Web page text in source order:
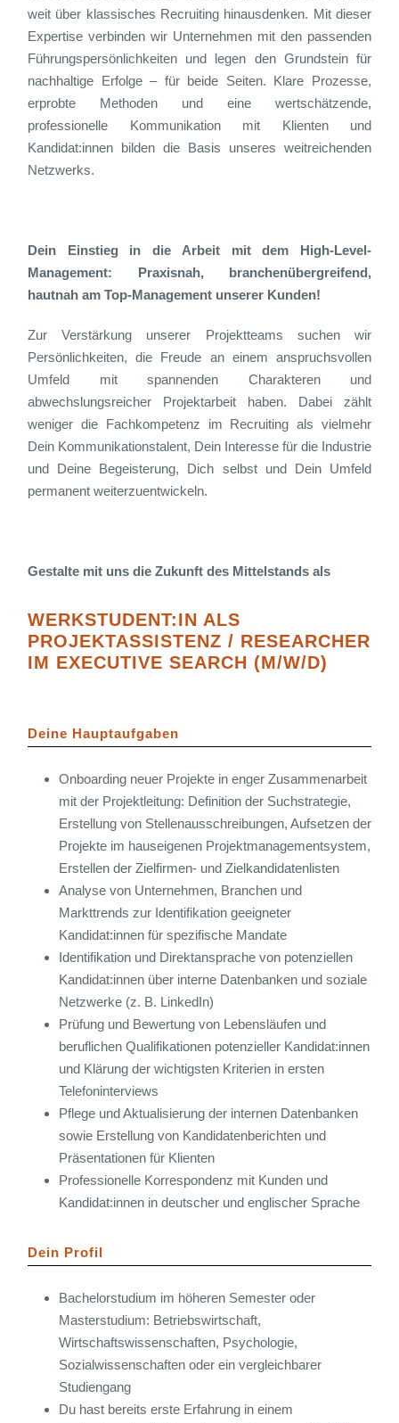
weit über klassisches Recruiting hinausdenken. Mit dieser
Expertise verbinden wir Unternehmen mit den passenden
Führungspersönlichkeiten und legen den Grundstein für
nachhaltige Erfolge – für beide Seiten. Klare Prozesse,
erprobte Methoden und eine wertschätzende,
professionelle Kommunikation mit Klienten und
Kandidat:innen bilden die Basis unseres weitreichenden
Netzwerks.
Dein Einstieg in die Arbeit mit dem High-Level-
Management: Praxisnah, branchenübergreifend,
hautnah am Top-Management unserer Kunden!
Zur Verstärkung unserer Projektteams suchen wir
Persönlichkeiten, die Freude an einem anspruchsvollen
Umfeld mit spannenden Charakteren und
abwechslungsreicher Projektarbeit haben. Dabei zählt
weniger die Fachkompetenz im Recruiting als vielmehr
Dein Kommunikationstalent, Dein Interesse für die Industrie
und Deine Begeisterung, Dich selbst und Dein Umfeld
permanent weiterzuentwickeln.
Gestalte mit uns die Zukunft des Mittelstands als
WERKSTUDENT:IN ALS
PROJEKTASSISTENZ / RESEARCHER
IM EXECUTIVE SEARCH (M/W/D)
Deine Hauptaufgaben
Onboarding neuer Projekte in enger Zusammenarbeit
mit der Projektleitung: Definition der Suchstrategie,
Erstellung von Stellenausschreibungen, Aufsetzen der
Projekte im hauseigenen Projektmanagementsystem,
Erstellen der Zielfirmen- und Zielkandidatenlisten
Analyse von Unternehmen, Branchen und
Markttrends zur Identifikation geeigneter
Kandidat:innen für spezifische Mandate
Identifikation und Direktansprache von potenziellen
Kandidat:innen über interne Datenbanken und soziale
Netzwerke (z. B. LinkedIn)
Prüfung und Bewertung von Lebensläufen und
beruflichen Qualifikationen potenzieller Kandidat:innen
und Klärung der wichtigsten Kriterien in ersten
Telefoninterviews
Pflege und Aktualisierung der internen Datenbanken
sowie Erstellung von Kandidatenberichten und
Präsentationen für Klienten
Professionelle Korrespondenz mit Kunden und
Kandidat:innen in deutscher und englischer Sprache
Dein Profil
Bachelorstudium im höheren Semester oder
Masterstudium: Betriebswirtschaft,
Wirtschaftswissenschaften, Psychologie,
Sozialwissenschaften oder ein vergleichbarer
Studiengang
Du hast bereits erste Erfahrung in einem